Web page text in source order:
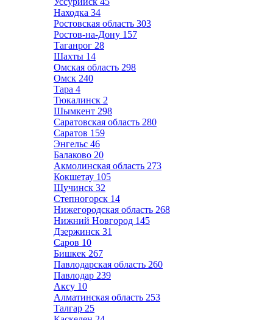
Находка 34
Ростовская область 303
Ростов-на-Дону 157
Таганрог 28
Шахты 14
Омская область 298
Омск 240
Тара 4
Тюкалинск 2
Шымкент 298
Саратовская область 280
Саратов 159
Энгельс 46
Балаково 20
Акмолинская область 273
Кокшетау 105
Щучинск 32
Степногорск 14
Нижегородская область 268
Нижний Новгород 145
Дзержинск 31
Саров 10
Бишкек 267
Павлодарская область 260
Павлодар 239
Аксу 10
Алматинская область 253
Талгар 25